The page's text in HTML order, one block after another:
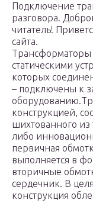
Подключение
разговора.
читатель!
сайта.
Трансформаторы
статическими
которых
– подключены к
конструкцией,
шихтованного из
либо
первичная
выполняется в
вторичные
сердечник. В
конструкция